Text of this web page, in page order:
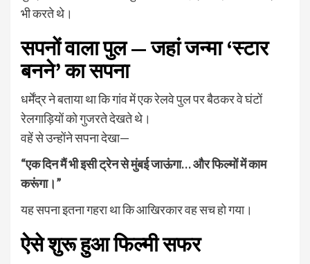
भी करते थे।
सपनों वाला पुल — जहां जन्मा ‘स्टार
बनने’ का सपना
धर्मेंद्र ने बताया था कि गांव में एक रेलवे पुल पर बैठकर वे घंटों
रेलगाड़ियों को गुजरते देखते थे।
वहें से उन्होंने सपना देखा—
“एक दिन मैं भी इसी ट्रेन से मुंबई जाऊंगा… और फिल्मों में काम
करूंगा।”
यह सपना इतना गहरा था कि आखिरकार वह सच हो गया।
ऐसे शुरू हुआ फिल्मी सफर